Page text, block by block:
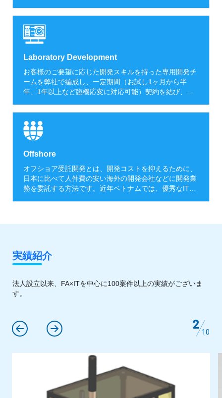
サーは生産ラインを監視し、潜在的なボトルネックを特
定し、プロセスを最適化するため、効率性向上とコスト
削減を達成することができます。また予知保全やダウン
タイムの削減に対しても非常に有効な手立てとなりま
す。 cowatechは、元々FA（Factory Automation）系
会社です。なので、我々cowatechのコア技術はIT×FAで
あり、DX with IoT分野において多様な経験を有しており
ます。
Laboratory Development
お客様のご要望に応じた開発スキルを持った専用開発チ
ームを弊社で編成し、一定期間（お試し1ヶ月から半
年、1年以上など臨機応変に対応可能）契約を結び、月
マネージャーが、直接開発チームに作業内容を指示し、
自社の開発チームを海外に持っているような形で運営し
ます。
Offshore
オフショア受託開発とは、開発コストを抑えるために、
日本に比べて人件費の安い海外の開発会社などに開発業
務を委託する方法です。近年ベトナムでは、優秀なIT人
実績紹介
法人設立以来、FA×ITを中心に100案件以上の実績がございま
す。
3
10